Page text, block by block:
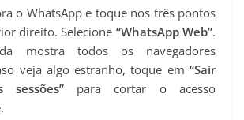
o WhatsApp e toque nos três pontos
direito. Selecione “WhatsApp Web”.
mostra todos os navegadores
veja algo estranho, toque em “Sair
para cortar o acesso